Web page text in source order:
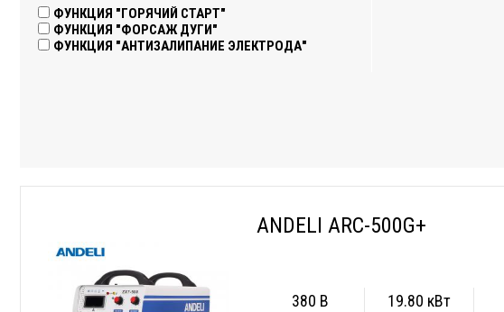
ФУНКЦИЯ "ГОРЯЧИЙ СТАРТ"
ФУНКЦИЯ "ФОРСАЖ ДУГИ"
ФУНКЦИЯ "АНТИЗАЛИПАНИЕ ЭЛЕКТРОДА"
ANDELI ARC-500G+
380 В 19.80 кВт